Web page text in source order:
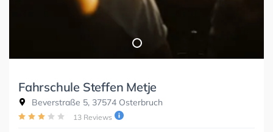
Fahrschule Steffen Metje
Beverstraße 5, 37574 Osterbruch
13 Reviews